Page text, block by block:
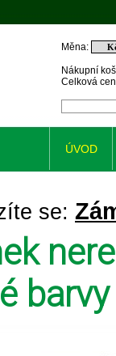
se:
barvy
Nákupní
Celková
Měna:
ÚVOD